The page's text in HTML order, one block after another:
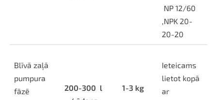
NP 12/60
,NPK 20-
20-20
Blīvā zaļā
pumpura
fāzē
200-300 l
1-3 kg
Ieteicams
lietot kopā
ar